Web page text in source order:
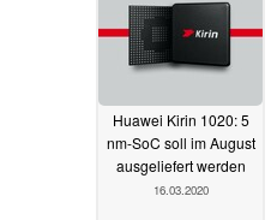
Huawei Kirin 1020: 5
nm-SoC soll im August
ausgeliefert werden
16.03.2020